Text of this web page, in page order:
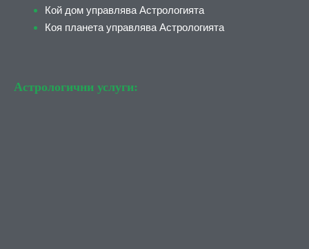
Кой дом управлява Астрологията
Коя планета управлява Астрологията
Астрологични услуги: